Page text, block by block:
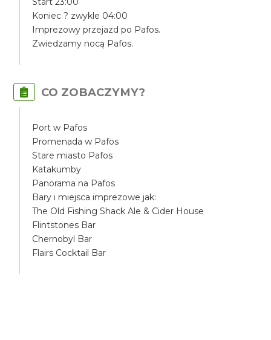
Koniec ? zwykle 04:00
Imprezowy przejazd po Pafos.
Zwiedzamy nocą Pafos.
CO ZOBACZYMY?
Port w Pafos
Promenada w Pafos
Stare miasto Pafos
Katakumby
Panorama na Pafos
Bary i miejsca imprezowe jak:
The Old Fishing Shack Ale & Cider House
Flintstones Bar
Chernobyl Bar
Flairs Cocktail Bar